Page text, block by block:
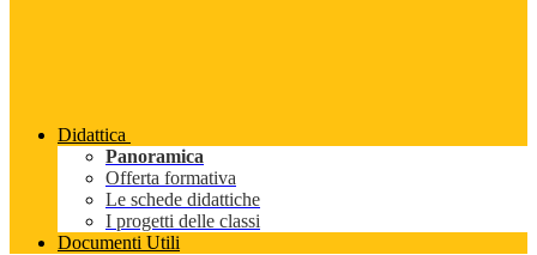
Didattica
Panoramica
Offerta formativa
Le schede didattiche
I progetti delle classi
Documenti Utili